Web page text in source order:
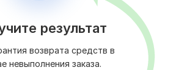
результат
возврата средств в
невыполнения заказа.